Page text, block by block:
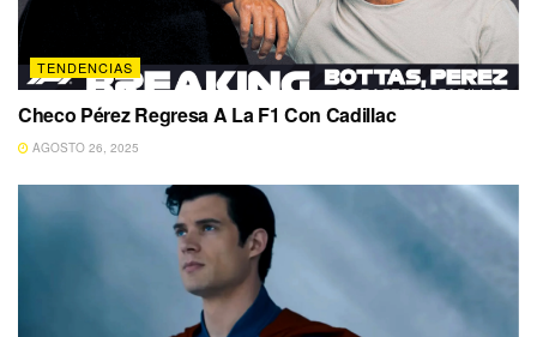
TENDENCIAS
Checo Pérez Regresa A La F1 Con Cadillac
AGOSTO 26, 2025